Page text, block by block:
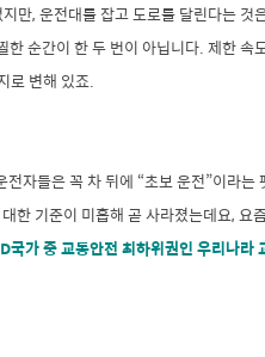
만, 운전대를 잡고 도로를 달린다는
한 순간이 한 두 번이 아닙니다. 제한
로 변해 있죠.
자들은 꼭 차 뒤에 “초보 운전”이라
한 기준이 미흡해 곧 사라졌는데요, 요
국가 중 교통안전 최하위권인 우리나라